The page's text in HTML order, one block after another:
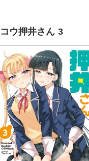
ウ押井さん 3